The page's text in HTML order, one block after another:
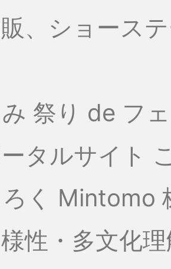
、ショース
み 祭り de フ
タルサイト
く Mintomo
性・多文化